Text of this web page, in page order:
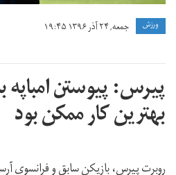
ورزش جمعه, ۲۴ آذر ۱۳۹۶ ۱۹:۴۵
پیرس: پیوستن
بهترین کار ممکن بود